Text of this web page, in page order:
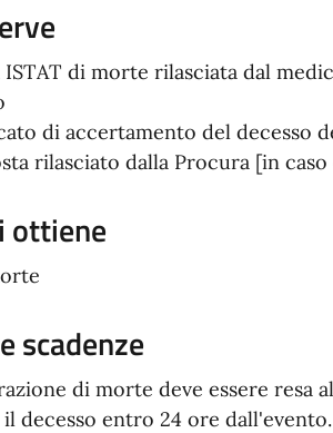
ISTAT di morte rilasciata dal
di accertamento del decesso
rilasciato dalla Procura [in
ottiene
scadenze
di morte deve essere resa
decesso entro 24 ore dall'evento.